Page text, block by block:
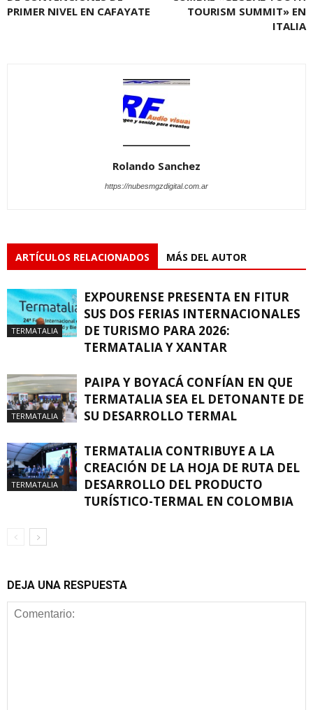
PRIMER NIVEL EN CAFAYATE
TOURISM SUMMIT» EN
ITALIA
Rolando Sanchez
https://nubesmgzdigital.com.ar
ARTÍCULOS RELACIONADOS MÁS DEL AUTOR
TERMATALIA
EXPOURENSE PRESENTA EN FITUR
SUS DOS FERIAS INTERNACIONALES
DE TURISMO PARA 2026:
TERMATALIA Y XANTAR
TERMATALIA
PAIPA Y BOYACÁ CONFÍAN EN QUE
TERMATALIA SEA EL DETONANTE DE
SU DESARROLLO TERMAL
TERMATALIA
TERMATALIA CONTRIBUYE A LA
CREACIÓN DE LA HOJA DE RUTA DEL
DESARROLLO DEL PRODUCTO
TURÍSTICO-TERMAL EN COLOMBIA
DEJA UNA RESPUESTA